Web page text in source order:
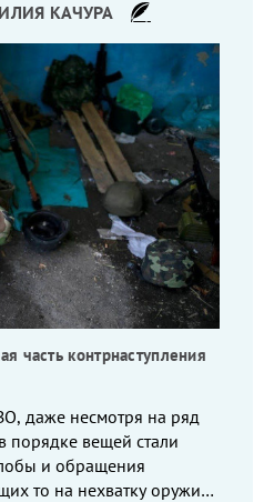
КАЧУРА
часть контрнаступления
даже несмотря на ряд
порядке вещей стали
и обращения
то на нехватку оружия,